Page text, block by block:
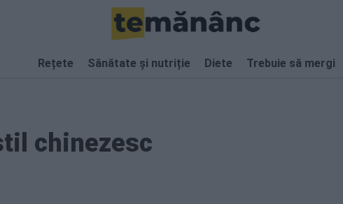
Rețete Sănătate și nutriție Diete Trebuie să mergi
chinezesc